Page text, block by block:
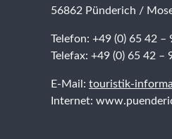
56862 Pünderich /
Telefon: +49 (0) 65 42 –
Telefax: +49 (0) 65 42 –
E-Mail: touristik-
Internet: